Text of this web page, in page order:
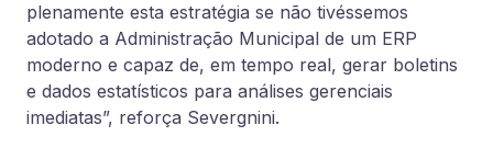
plenamente esta estratégia se não tivéssemos
adotado a Administração Municipal de um ERP
moderno e capaz de, em tempo real, gerar boletins
e dados estatísticos para análises gerenciais
imediatas”, reforça Severgnini.